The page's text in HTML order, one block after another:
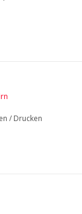
/ Drucken